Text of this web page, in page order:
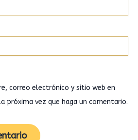
correo electrónico y sitio web en
próxima vez que haga un comentario.